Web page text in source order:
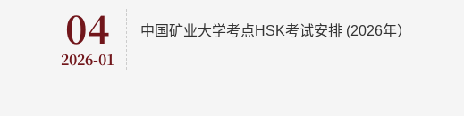
04
2026-01
中国矿业大学考点HSK考试安排 (2026年）